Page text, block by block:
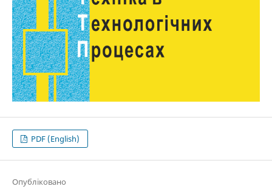
PDF (English)
Опубліковано